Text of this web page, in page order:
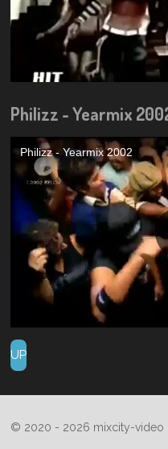
Philizz - Yearmix
UP
© 2020 - 2026 mixcity-video